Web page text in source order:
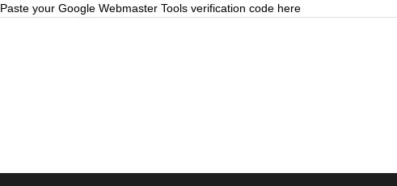
Paste your Google Webmaster Tools verification code here